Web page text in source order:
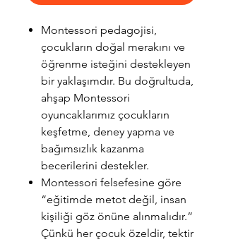
Montessori pedagojisi,
çocukların doğal merakını ve
öğrenme isteğini destekleyen
bir yaklaşımdır. Bu doğrultuda,
ahşap Montessori
oyuncaklarımız çocukların
keşfetme, deney yapma ve
bağımsızlık kazanma
becerilerini destekler.
Montessori felsefesine göre
“eğitimde metot değil, insan
kişiliği göz önüne alınmalıdır.”
Çünkü her çocuk özeldir, tektir